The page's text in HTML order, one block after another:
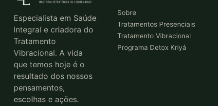
Especialista em Saúde
Integral e criadora do
Tratamento
Vibracional. A vida
que temos hoje é o
resultado dos nossos
pensamentos,
escolhas e ações.
Sobre
Tratamentos Presenciais
Tratamento Vibracional
Programa Detox Kriyá